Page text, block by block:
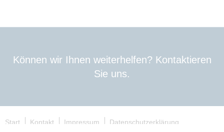
Können wir Ihnen weiterhelfen? Kontaktieren
Sie uns.
Start Kontakt Impressum Datenschutzerklärung